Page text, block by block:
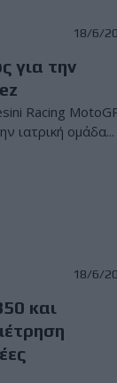
18/6/
για την
Racing
ιατρική ομάδα...
18/6/
και